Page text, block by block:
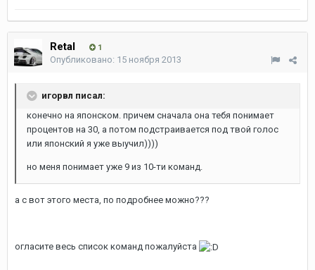
Retal 1
Опубликовано: 15 ноября 2013
игорвл писал:
конечно на японском. причем сначала она тебя понимает
процентов на 30, а потом подстраивается под твой голос
или японский я уже выучил))))
но меня понимает уже 9 из 10-ти команд.
а с вот этого места, по подробнее можно???
огласите весь список команд пожалуйста